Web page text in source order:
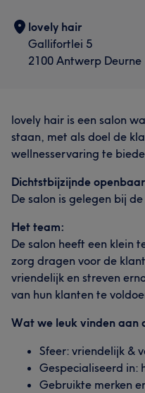
lovely hair
Gallifortlei 5
2100 Antwerp Deurne
lovely hair is een salon
staan, met als doel de
wellnesservaring te
Dichtstbijzijnde
De salon is gelegen bij
Het team:
De salon heeft een klein
zorg dragen voor de
vriendelijk en streven
van hun klanten te
Wat we leuk vinden aan
Sfeer: vriendelijk &
Gespecialiseerd in:
Gebruikte merken